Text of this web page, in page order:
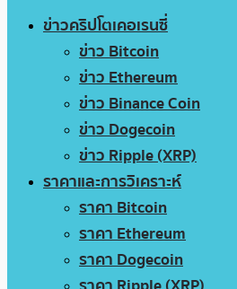
ข่าวคริปโตเคอเรนซี่
ข่าว Bitcoin
ข่าว Ethereum
ข่าว Binance Coin
ข่าว Dogecoin
ข่าว Ripple (XRP)
ราคาและการวิเคราะห์
ราคา Bitcoin
ราคา Ethereum
ราคา Dogecoin